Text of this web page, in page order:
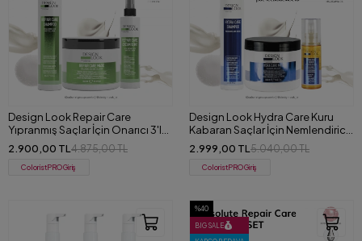
Design Look Repair Care
Yıpranmış Saçlar İçin Onarıcı 3'lü
Set
2.900,00 TL 4.875,00 TL
ColoristPRO Giriş
Design Look Hydra Care Kuru
Kabaran Saçlar İçin Nemlendirici
3'lü Set
2.999,00 TL 5.040,00 TL
ColoristPRO Giriş
%40
BIG SALE